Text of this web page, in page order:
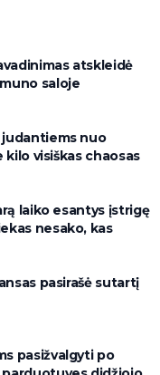
atskleidė
saloje
judantiems nuo
visiškas chaosas
laiko esantys įstrigę
nesako, kas
pasirašė sutartį
pasižvalgyti po